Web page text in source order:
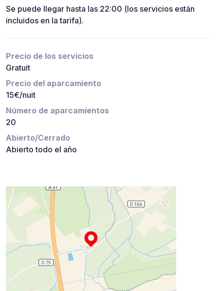
Se puede llegar hasta las 22:00 (los servicios están
incluidos en la tarifa).
Precio de los servicios
Gratuit
Precio del aparcamiento
15€/nuit
Número de aparcamientos
20
Abierto/Cerrado
Abierto todo el año